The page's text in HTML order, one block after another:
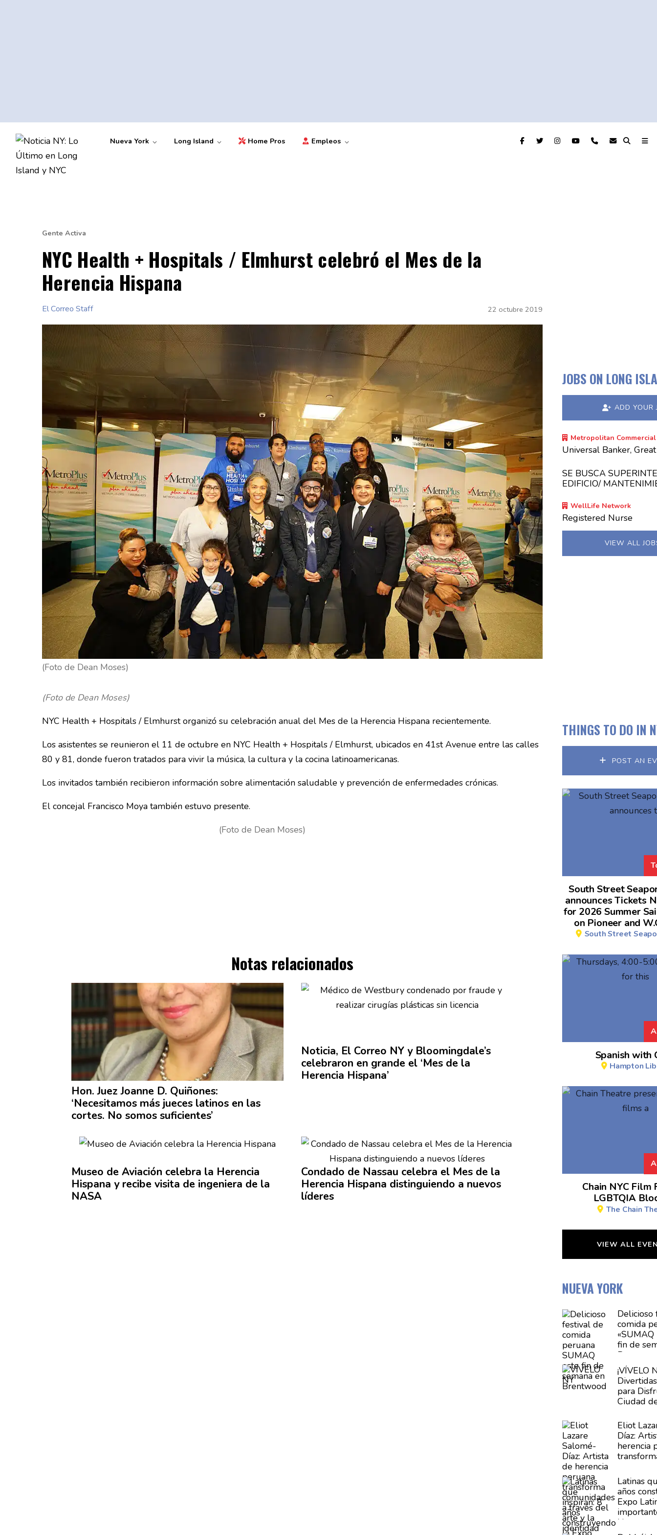
Nueva York Long Island Home Pros Empleos
Gente Activa
NYC Health + Hospitals / Elmhurst celebró el Mes de la
Herencia Hispana
El Correo Staff 22 octubre 2019
(Foto de Dean Moses)
(Foto de Dean Moses)
NYC Health + Hospitals / Elmhurst organizó su celebración anual del Mes de la Herencia Hispana recientemente.
Los asistentes se reunieron el 11 de octubre en NYC Health + Hospitals / Elmhurst, ubicados en 41st Avenue entre las calles
80 y 81, donde fueron tratados para vivir la música, la cultura y la cocina latinoamericanas.
Los invitados también recibieron información sobre alimentación saludable y prevención de enfermedades crónicas.
El concejal Francisco Moya también estuvo presente.
(Foto de Dean Moses)
Notas relacionados
Hon. Juez Joanne D. Quiñones:
‘Necesitamos más jueces latinos en las
cortes. No somos suficientes’
Noticia, El Correo NY y Bloomingdale’s
celebraron en grande el ‘Mes de la
Herencia Hispana’
Museo de Aviación celebra la Herencia
Hispana y recibe visita de ingeniera de la
NASA
Condado de Nassau celebra el Mes de la
Herencia Hispana distinguiendo a nuevos
líderes
JOBS ON LONG
ADD YOUR
Metropolitan
Universal Banker,
SE BUSCA
EDIFICIO/
WellLife Network
Registered Nurse
VIEW ALL
THINGS TO DO IN
POST AN
South Street
announces Tickets
for 2026 Summer
on Pioneer and
South Street
Spanish with
Hampton
Chain NYC Film
LGBTQIA
The Chain
VIEW ALL
NUEVA YORK
Delicioso
comida
fin de
¡VÍVELO
para
Ciudad
Eliot
Díaz:
herencia
del arte
cultural
Latinas
años
Expo